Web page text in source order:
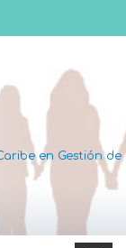
en Gestión de